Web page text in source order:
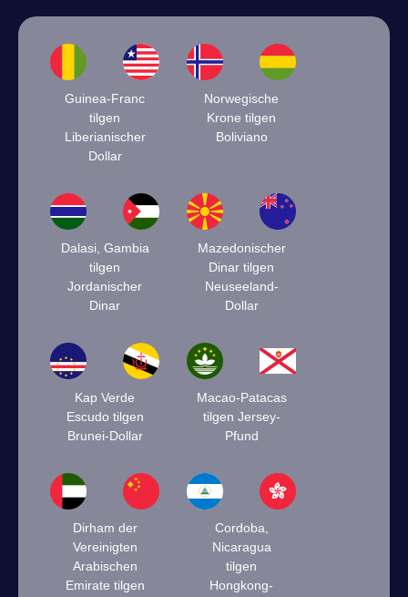
Guinea-Franc
tilgen
Liberianischer
Dollar
Norwegische
Krone tilgen
Boliviano
Dalasi, Gambia
tilgen
Jordanischer
Dinar
Mazedonischer
Dinar tilgen
Neuseeland-
Dollar
Kap Verde
Escudo tilgen
Brunei-Dollar
Macao-Patacas
tilgen Jersey-
Pfund
Dirham der
Vereinigten
Arabischen
Emirate tilgen
Cordoba,
Nicaragua
tilgen
Hongkong-